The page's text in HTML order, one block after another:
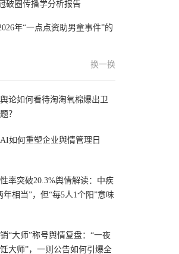
破圈传播学分析报告
年“一点点资助男童事件”的
换一换
论如何看待淘淘氧棉爆出卫
？
如何重塑企业舆情管理日
率突破20.3%舆情解读：中疾
年相当”，但“每5人1个阳”意味
“大师”称号舆情复盘：“一夜
大师”，一则公告如何引爆全